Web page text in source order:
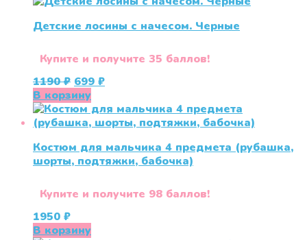
Детские лосины с начесом. Черные
Купите и получите 35 баллов!
1190₽ Первоначальная
цена
составляла
1190 ₽.
699 ₽Текущая
699 ₽.
В корзину
Костюм для мальчика 4 предмета (рубашка,
шорты, подтяжки, бабочка)
Купите и получите 98 баллов!
1950 ₽
В корзину